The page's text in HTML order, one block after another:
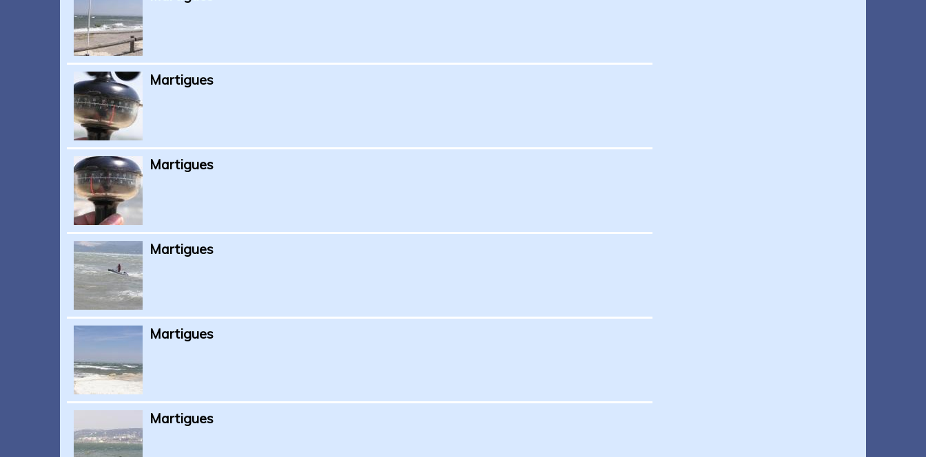
Martigues
Martigues
Martigues
Martigues
Martigues